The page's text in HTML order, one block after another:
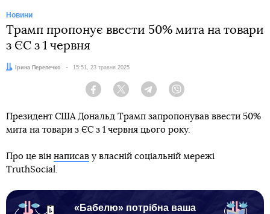
Новини
Трамп пропонує ввести 50% мита на товари
з ЄС з 1 червня
Автор:Ірина Перепечко Дата:
15:51, 23 травня 2025
Facebook Twitter Telegram
Президент США Дональд Трамп запропонував ввести 50%
мита на товари з ЄС з 1 червня цього року.
Про це він написав у власній соціальній мережі
TruthSocial.
«Бабелю» потрібна ваша